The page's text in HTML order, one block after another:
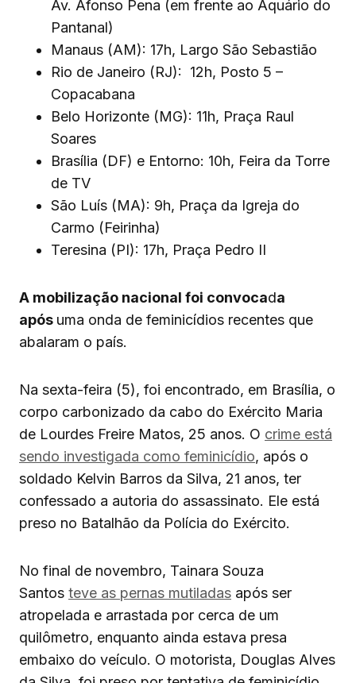
Av. Afonso Pena (em frente ao Aquário do
Pantanal)
Manaus (AM): 17h, Largo São Sebastião
Rio de Janeiro (RJ): 12h, Posto 5 –
Copacabana
Belo Horizonte (MG): 11h, Praça Raul
Soares
Brasília (DF) e Entorno: 10h, Feira da Torre
de TV
São Luís (MA): 9h, Praça da Igreja do
Carmo (Feirinha)
Teresina (PI): 17h, Praça Pedro II
A mobilização nacional foi convocada
após uma onda de feminicídios recentes que
abalaram o país.
Na sexta-feira (5), foi encontrado, em Brasília, o
corpo carbonizado da cabo do Exército Maria
de Lourdes Freire Matos, 25 anos. O crime está
sendo investigada como feminicídio, após o
soldado Kelvin Barros da Silva, 21 anos, ter
confessado a autoria do assassinato. Ele está
preso no Batalhão da Polícia do Exército.
No final de novembro, Tainara Souza
Santos teve as pernas mutiladas após ser
atropelada e arrastada por cerca de um
quilômetro, enquanto ainda estava presa
embaixo do veículo. O motorista, Douglas Alves